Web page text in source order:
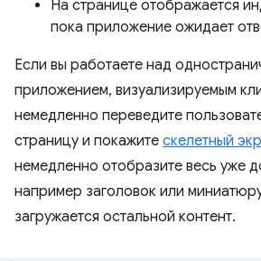
На странице отображается
пока приложение ожидает
Если вы работаете над
приложением, визуализируемым
немедленно переведите
страницу и покажите скелетный
немедленно отобразите весь уже
например заголовок или
загружается остальной контент.